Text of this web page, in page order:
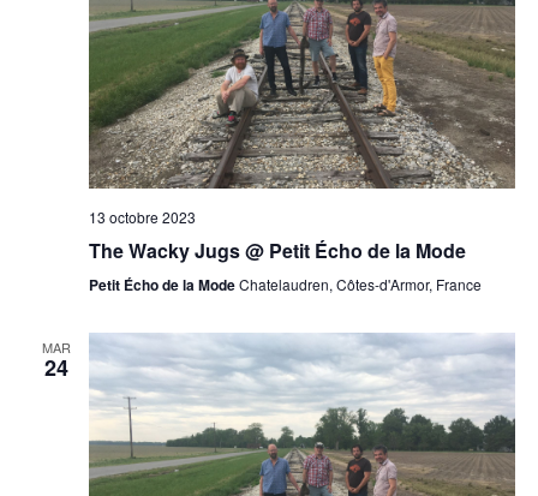
13 octobre 2023
The Wacky Jugs @ Petit Écho de la Mode
Petit Écho de la ModeChatelaudren, Côtes-d'Armor, France
MAR
24